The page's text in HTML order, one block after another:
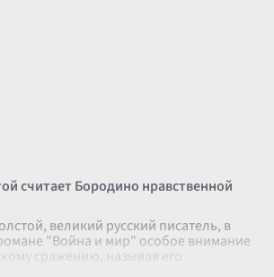
считает Бородино нравственной
великий русский писатель, в
"Война и мир" особое внимание
сражению, называя его
русского на